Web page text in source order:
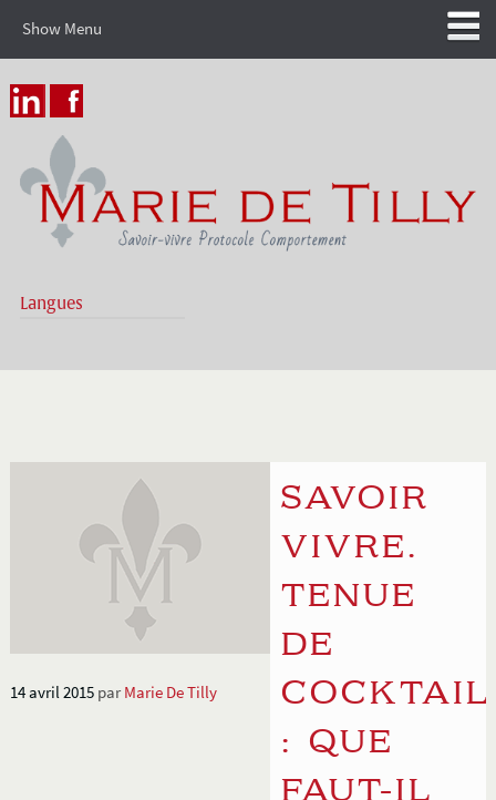
Show Menu
Langues
14 avril 2015par Marie De Tilly
SAVOIR
VIVRE.
TENUE
DE
COCKTAIL
: QUE
FAUT-IL